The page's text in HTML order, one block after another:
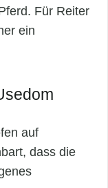
Für Reiter
ein
auf
dass die